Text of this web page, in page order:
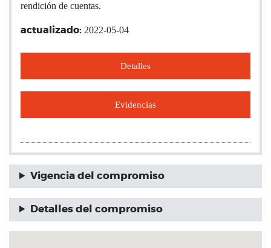
rendición de cuentas.
actualizado: 2022-05-04
Detalles
Evidencias
Vigencia del compromiso
Detalles del compromiso